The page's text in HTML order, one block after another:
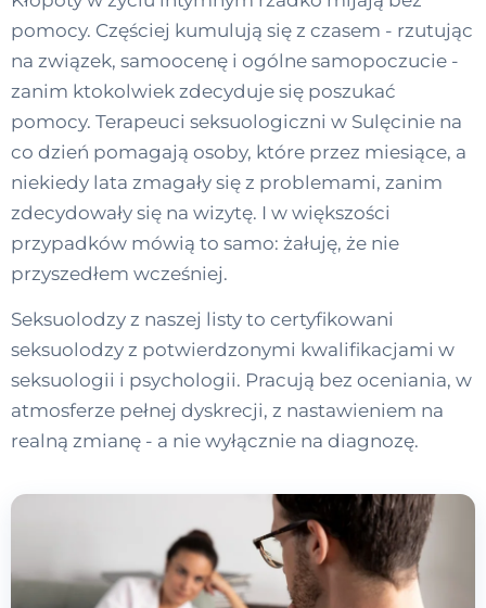
pomocy. Częściej kumulują się z czasem - rzutując
na związek, samoocenę i ogólne samopoczucie -
zanim ktokolwiek zdecyduje się poszukać
pomocy. Terapeuci seksuologiczni w Sulęcinie na
co dzień pomagają osoby, które przez miesiące, a
niekiedy lata zmagały się z problemami, zanim
zdecydowały się na wizytę. I w większości
przypadków mówią to samo: żałuję, że nie
przyszedłem wcześniej.
Seksuolodzy z naszej listy to certyfikowani
seksuolodzy z potwierdzonymi kwalifikacjami w
seksuologii i psychologii. Pracują bez oceniania, w
atmosferze pełnej dyskrecji, z nastawieniem na
realną zmianę - a nie wyłącznie na diagnozę.